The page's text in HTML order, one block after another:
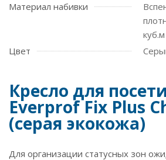
Материал набивки
куб.м
Цвет
Кресло для
Everprof Fix Plus
(серая экокожа)
Для организации статусных зон